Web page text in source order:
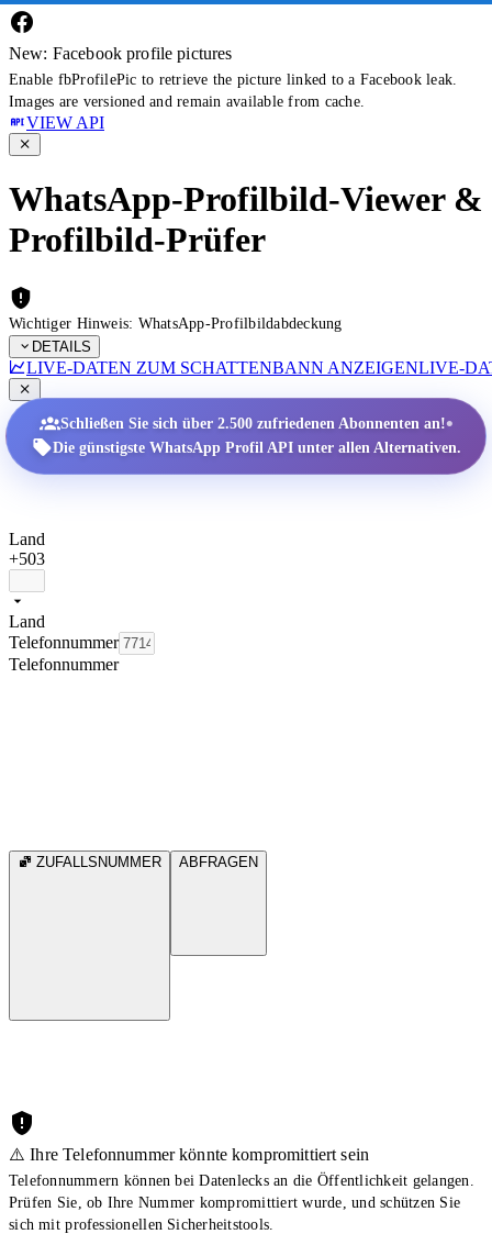
New: Facebook profile pictures
Enable fbProfilePic to retrieve the picture linked to a Facebook leak.
Images are versioned and remain available from cache.
VIEW API
WhatsApp-Profilbild-Viewer &
Profilbild-Prüfer
Wichtiger Hinweis: WhatsApp-Profilbildabdeckung
DETAILS
LIVE-DATEN ZUM SCHATTENBANN ANZEIGENLIVE-
Schließen Sie sich über 2.500 zufriedenen Abonnenten an!•
Die günstigste WhatsApp Profil API unter allen Alternativen.
Land
+503
Land
Telefonnummer
Telefonnummer
ZUFALLSNUMMER ABFRAGEN
⚠️ Ihre Telefonnummer könnte kompromittiert sein
Telefonnummern können bei Datenlecks an die Öffentlichkeit gelangen.
Prüfen Sie, ob Ihre Nummer kompromittiert wurde, und schützen Sie
sich mit professionellen Sicherheitstools.